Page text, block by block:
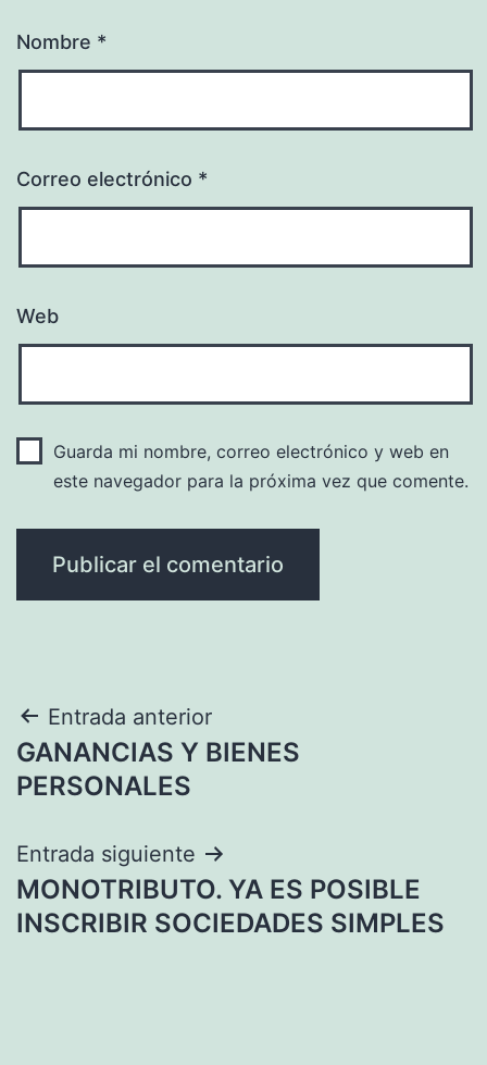
Nombre *
Correo electrónico *
Web
Guarda mi nombre, correo electrónico y web en
este navegador para la próxima vez que comente.
Navegación
de
Entrada anterior
GANANCIAS Y BIENES
PERSONALES
Entrada siguiente
MONOTRIBUTO. YA ES POSIBLE
INSCRIBIR SOCIEDADES SIMPLES